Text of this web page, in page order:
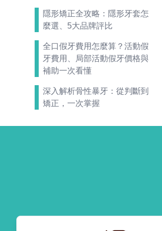
隱形矯正全攻略：隱形牙套怎
麼選、5大品牌評比
全口假牙費用怎麼算？活動假
牙費用、局部活動假牙價格與
補助一次看懂
深入解析骨性暴牙：從判斷到
矯正，一次掌握